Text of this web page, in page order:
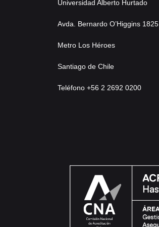
Universidad Alberto Hurtado
Avda. Bernardo O’Higgins 1825
Metro Los Héroes
Santiago de Chile
Teléfono +56 2 2692 0200